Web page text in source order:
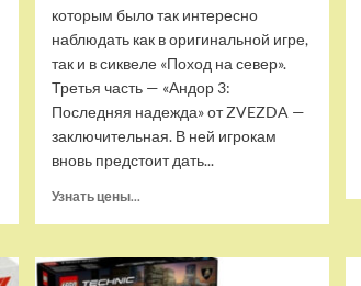
которым было так интересно
наблюдать как в оригинальной игре,
так и в сиквеле «Поход на север».
Третья часть — «Андор 3:
Последняя надежда» от ZVEZDA —
заключительная. В ней игрокам
вновь предстоит дать...
Узнать цены...
Настольная
игра